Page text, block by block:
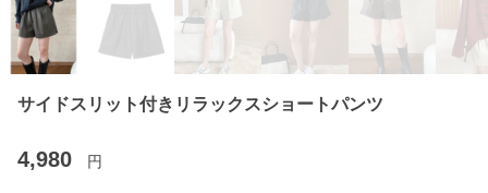
サイドスリット付きリラックスショートパンツ
4,980 円